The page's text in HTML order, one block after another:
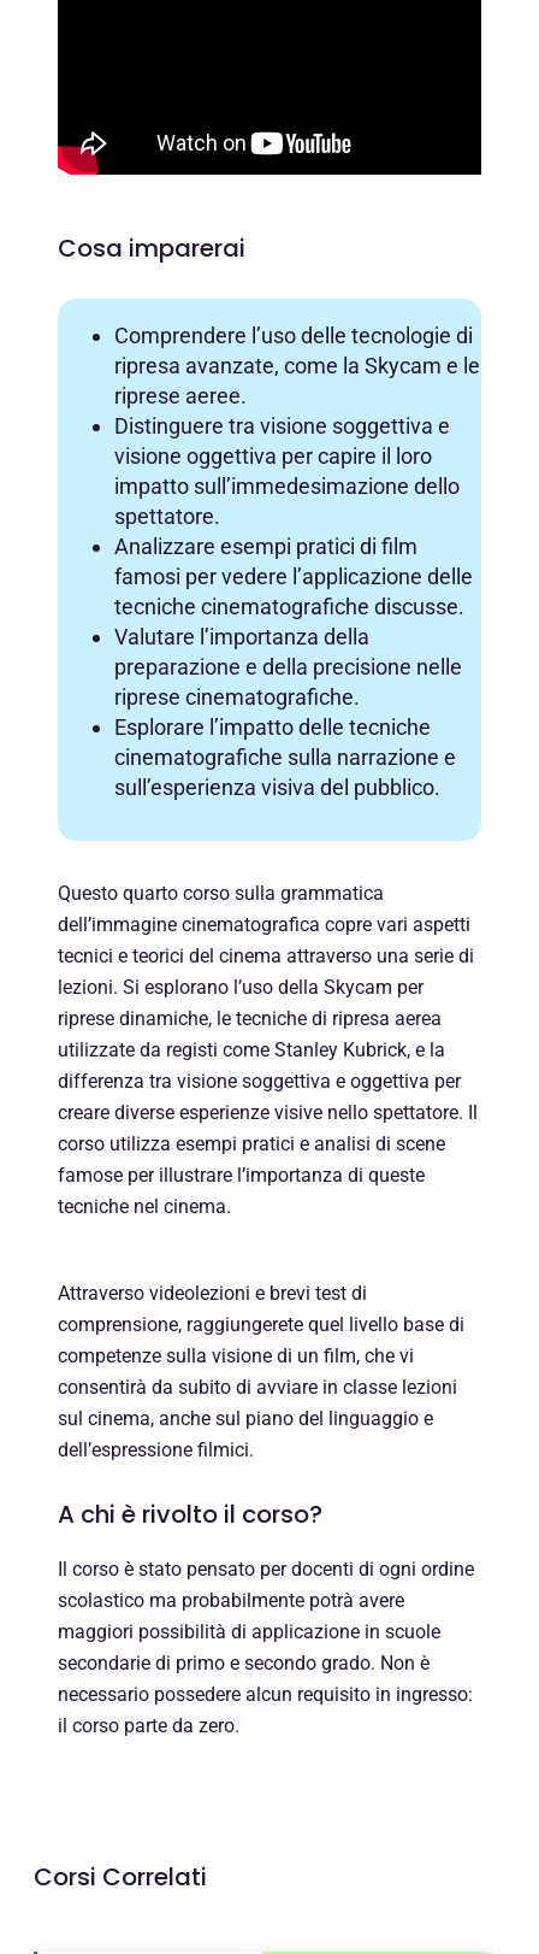
Cosa imparerai
Comprendere l’uso delle tecnologie di
ripresa avanzate, come la Skycam e le
riprese aeree.
Distinguere tra visione soggettiva e
visione oggettiva per capire il loro
impatto sull’immedesimazione dello
spettatore.
Analizzare esempi pratici di film
famosi per vedere l’applicazione delle
tecniche cinematografiche discusse.
Valutare l’importanza della
preparazione e della precisione nelle
riprese cinematografiche.
Esplorare l’impatto delle tecniche
cinematografiche sulla narrazione e
sull’esperienza visiva del pubblico.
Questo quarto corso sulla grammatica
dell’immagine cinematografica copre vari aspetti
tecnici e teorici del cinema attraverso una serie di
lezioni. Si esplorano l’uso della Skycam per
riprese dinamiche, le tecniche di ripresa aerea
utilizzate da registi come Stanley Kubrick, e la
differenza tra visione soggettiva e oggettiva per
creare diverse esperienze visive nello spettatore. Il
corso utilizza esempi pratici e analisi di scene
famose per illustrare l’importanza di queste
tecniche nel cinema.
Attraverso videolezioni e brevi test di
comprensione, raggiungerete quel livello base di
competenze sulla visione di un film, che vi
consentirà da subito di avviare in classe lezioni
sul cinema, anche sul piano del linguaggio e
dell’espressione filmici.
A chi è rivolto il corso?
Il corso è stato pensato per docenti di ogni ordine
scolastico ma probabilmente potrà avere
maggiori possibilità di applicazione in scuole
secondarie di primo e secondo grado. Non è
necessario possedere alcun requisito in ingresso:
il corso parte da zero.
Corsi Correlati